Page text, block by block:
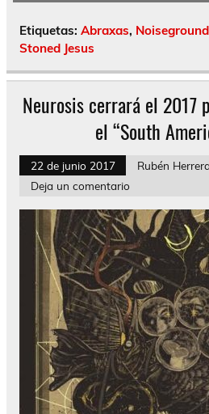
Etiquetas: Abraxas, Noiseground
Stoned Jesus
Neurosis cerrará el 2017
el “South
22 de junio 2017
Rubén Herrera
Deja un comentario